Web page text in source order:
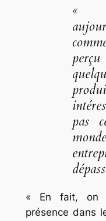
«
pas
« En fait, on
présence dans